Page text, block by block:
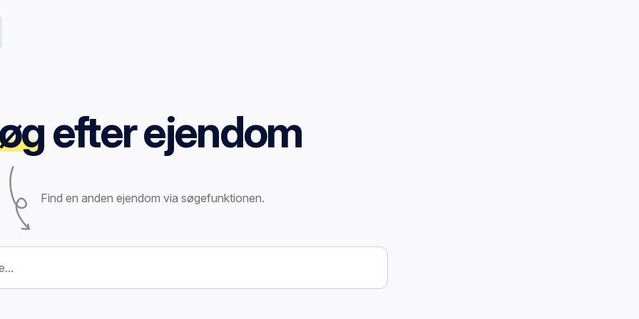
efter ejendom
Find en anden ejendom via søgefunktionen.